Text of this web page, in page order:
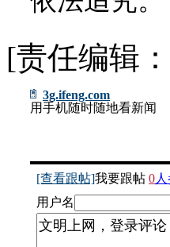
[责任编辑
3g.ifeng.com
用手机随时随地看新闻
[查看跟帖]我要跟帖 0
用户名